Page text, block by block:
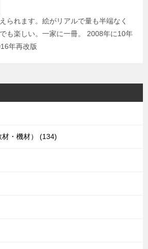
られます。絵がリアルで量も半端なく
も楽しい。一家に一冊。 2008年に10年
年再改版
・機材） (134)